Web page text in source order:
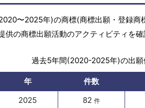
〜2025年)の商標(商標出願・登録
の商標出願活動のアクティビティを確
過去5年間(2020-2025年)の出願
年 件数
2025
82 件